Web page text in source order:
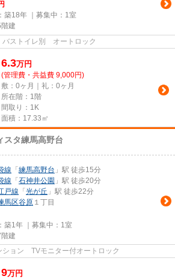
築18年 ｜募集中： 1室
建
ストイレ別 オートロック
6.3万円
(管理費・共益費 9,000円)
敷：0ヶ月｜礼：0ヶ月
所在階：1階
間取り：1K
面積：17.33㎡
スタ練馬高野台
線 「 練馬高野台 」駅 徒歩15分
線 「 石神井公園 」駅 徒歩20分
戸線 「 光が丘 」駅 徒歩22分
馬区谷原 １丁目
築1年 ｜募集中： 1室
建
ョン TVモニター付オートロック
9万円